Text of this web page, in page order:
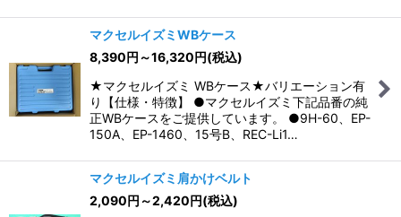
マクセルイズミWBケース
8,390円 ～16,320円(税込)
★マクセルイズミ WBケース★バリエーション有
り【仕様・特徴】 ●マクセルイズミ下記品番の純
正WBケースをご提供しています。 ●9H-60、EP-
150A、EP-1460、15号B、REC-Li1…
マクセルイズミ肩かけベルト
2,090円 ～2,420円(税込)